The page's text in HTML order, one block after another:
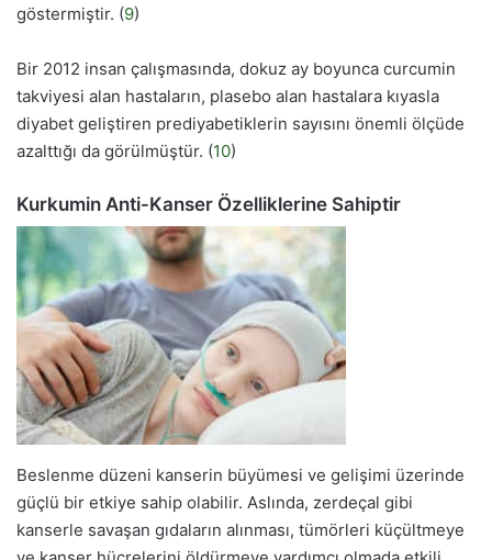
göstermiştir. (9)
Bir 2012 insan çalışmasında, dokuz ay boyunca curcumin
takviyesi alan hastaların, plasebo alan hastalara kıyasla
diyabet geliştiren prediyabetiklerin sayısını önemli ölçüde
azalttığı da görülmüştür. (10)
Kurkumin Anti-Kanser Özelliklerine Sahiptir
Beslenme düzeni kanserin büyümesi ve gelişimi üzerinde
güçlü bir etkiye sahip olabilir. Aslında, zerdeçal gibi
kanserle savaşan gıdaların alınması, tümörleri küçültmeye